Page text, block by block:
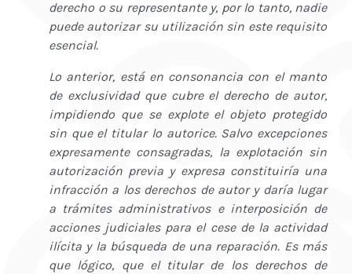
derecho o su representante y, por lo tanto, nadie
puede autorizar su utilización sin este requisito
esencial.
Lo anterior, está en consonancia con el manto
de exclusividad que cubre el derecho de autor,
impidiendo que se explote el objeto protegido
sin que el titular lo autorice. Salvo excepciones
expresamente consagradas, la explotación sin
autorización previa y expresa constituiría una
infracción a los derechos de autor y daría lugar
a trámites administrativos e interposición de
acciones judiciales para el cese de la actividad
ilícita y la búsqueda de una reparación. Es más
que lógico, que el titular de los derechos de